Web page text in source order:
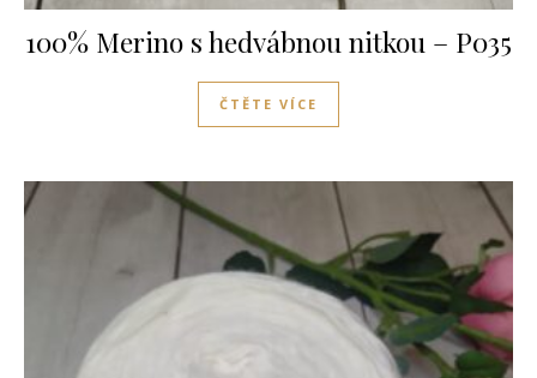
100% Merino s hedvábnou nitkou – P035
ČTĚTE VÍCE